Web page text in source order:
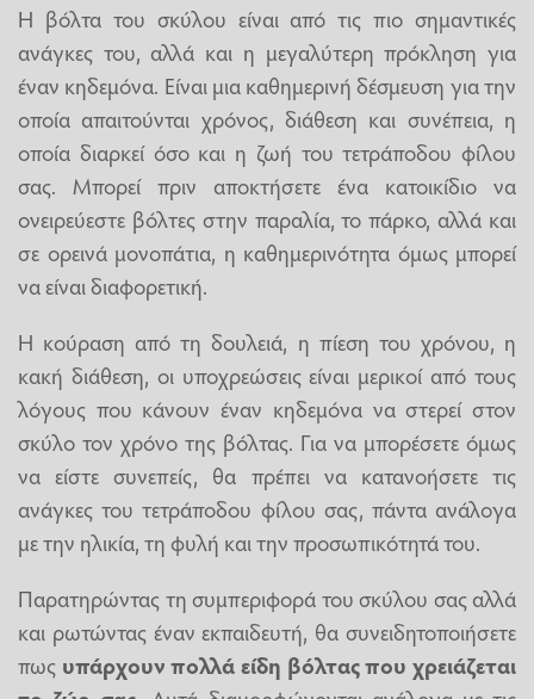
Η βόλτα του σκύλου είναι από τις πιο σημαντικές
ανάγκες του, αλλά και η μεγαλύτερη πρόκληση για
έναν κηδεμόνα. Είναι μια καθημερινή δέσμευση για την
οποία απαιτούνται χρόνος, διάθεση και συνέπεια, η
οποία διαρκεί όσο και η ζωή του τετράποδου φίλου
σας. Μπορεί πριν αποκτήσετε ένα κατοικίδιο να
ονειρεύεστε βόλτες στην παραλία, το πάρκο, αλλά και
σε ορεινά μονοπάτια, η καθημερινότητα όμως μπορεί
να είναι διαφορετική.
H κούραση από τη δουλειά, η πίεση του χρόνου, η
κακή διάθεση, οι υποχρεώσεις είναι μερικοί από τους
λόγους που κάνουν έναν κηδεμόνα να στερεί στον
σκύλο τον χρόνο της βόλτας. Για να μπορέσετε όμως
να είστε συνεπείς, θα πρέπει να κατανοήσετε τις
ανάγκες του τετράποδου φίλου σας, πάντα ανάλογα
με την ηλικία, τη φυλή και την προσωπικότητά του.
Παρατηρώντας τη συμπεριφορά του σκύλου σας αλλά
και ρωτώντας έναν εκπαιδευτή, θα συνειδητοποιήσετε
πως υπάρχουν πολλά είδη βόλτας που χρειάζεται